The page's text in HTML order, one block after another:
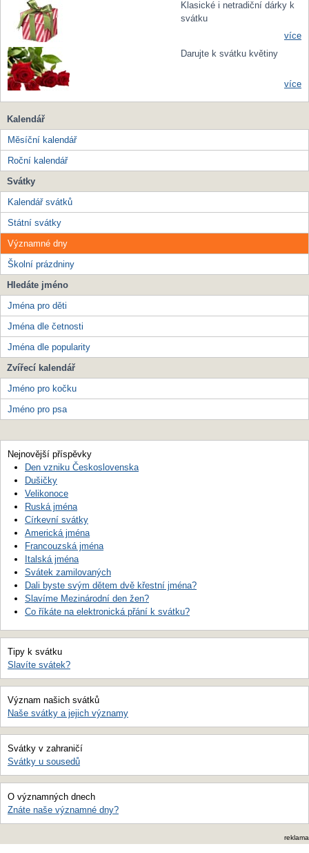
Klasické i netradiční dárky k
svátku
více
Darujte k svátku květiny
více
Kalendář
Měsíční kalendář
Roční kalendář
Svátky
Kalendář svátků
Státní svátky
Významné dny
Školní prázdniny
Hledáte jméno
Jména pro děti
Jména dle četnosti
Jména dle popularity
Zvířecí kalendář
Jméno pro kočku
Jméno pro psa
Nejnovější příspěvky
Den vzniku Československa
Dušičky
Velikonoce
Ruská jména
Církevní svátky
Americká jména
Francouzská jména
Italská jména
Svátek zamilovaných
Dali byste svým dětem dvě křestní jména?
Slavíme Mezinárodní den žen?
Co říkáte na elektronická přání k svátku?
Tipy k svátku
Slavíte svátek?
Význam našich svátků
Naše svátky a jejich významy
Svátky v zahraničí
Svátky u sousedů
O významných dnech
Znáte naše významné dny?
reklama